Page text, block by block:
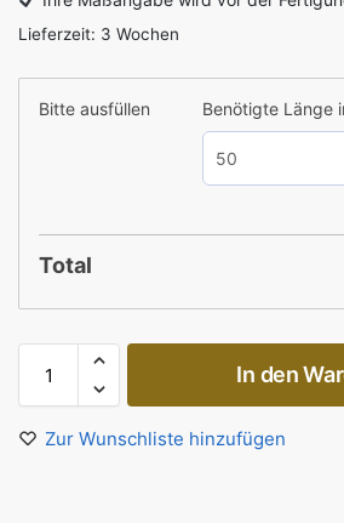
Lieferzeit: 3 Wochen
Bitte ausfüllen Benötigte Länge
Total
In den
Zur Wunschliste hinzufügen